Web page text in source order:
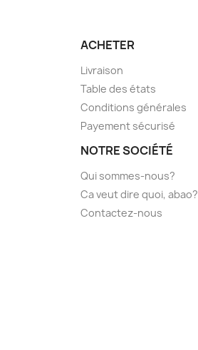
ACHETER
Livraison
Table des états
Conditions générales
Payement sécurisé
NOTRE SOCIÉTÉ
Qui sommes-nous?
Ca veut dire quoi, abao?
Contactez-nous